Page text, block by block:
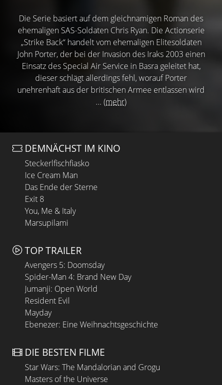
Die Serie basiert auf dem gleichnamigen Roman des
ehemaligen SAS-Soldaten Chris Ryan. Die Actionserie
„Strike Back“ handelt vom ehemaligen Elitesoldaten
John Porter, der bei der Invasion des Iraks 2003 einen
Einsatz des Special Air Service in Basra geleitet hat,
dieser schlägt allerdings fehl, worauf Porter
unehrenhaft aus der britischen Armee entlassen wird
... (mehr)
DEMNÄCHST IM KINO
Steckerlfischfiasko
Ice Cream Man
Das Ende der Sterne
Exit 8
You, Me & Italy
Marsupilami
TOP TRAILER
Avengers 5: Doomsday
Spider-Man 4: Brand New Day
Jumanji: Open World
Resident Evil
Mayday
Ebenezer: Eine Weihnachtsgeschichte
DIE BESTEN FILME
Star Wars: The Mandalorian and Grogu
Masters of the Universe